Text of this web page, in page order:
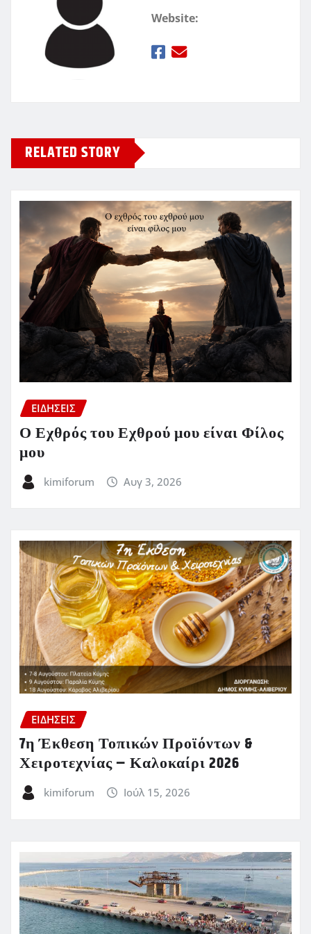
Website:
RELATED STORY
ΕΙΔΗΣΕΙΣ
Ο Εχθρός του Εχθρού μου είναι Φίλος
μου
kimiforum Αυγ 3, 2026
ΕΙΔΗΣΕΙΣ
7η Έκθεση Τοπικών Προϊόντων &
Χειροτεχνίας – Καλοκαίρι 2026
kimiforum Ιούλ 15, 2026